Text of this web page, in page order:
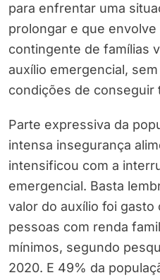
para enfrentar uma
prolongar e que envolve
contingente de famílias
auxílio emergencial,
condições de conseguir
Parte expressiva da
intensa insegurança
intensificou com a
emergencial. Basta
valor do auxílio foi gasto
pessoas com renda
mínimos, segundo
2020. E 49% da